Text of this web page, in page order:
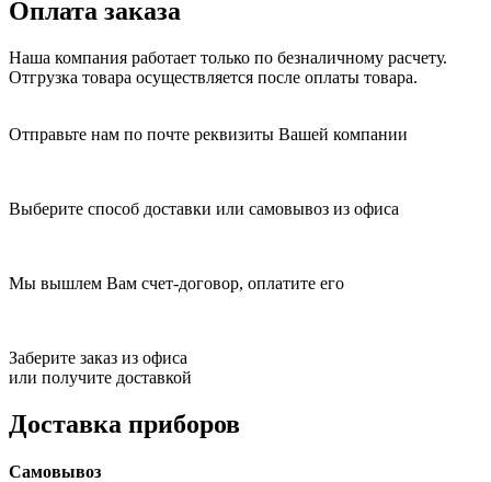
Оплата заказа
Наша компания работает только по безналичному расчету.
Отгрузка товара осуществляется после оплаты товара.
Отправьте нам по почте реквизиты Вашей компании
Выберите способ доставки или самовывоз из офиса
Мы вышлем Вам счет-договор, оплатите его
Заберите заказ из офиса
или получите доставкой
Доставка приборов
Самовывоз